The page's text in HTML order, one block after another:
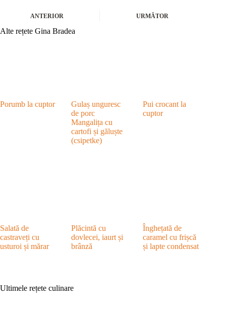
ANTERIOR URMĂTOR
Alte rețete Gina Bradea
Porumb la cuptor
Gulaș unguresc
de porc
Mangalița cu
cartofi și găluște
(csipetke)
Pui crocant la
cuptor
Salată de
castraveți cu
usturoi și mărar
Plăcintă cu
dovlecei, iaurt și
brânză
Înghețată de
caramel cu frișcă
și lapte condensat
Ultimele rețete culinare